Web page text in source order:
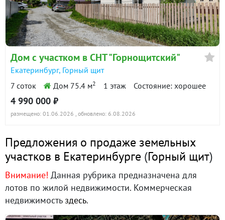
Дом с участком в СНТ "Горнощитский"
Екатеринбург, Горный щит
7 соток
Дом 75.4 м2 1 этаж Состояние: хорошее
4 990 000 ₽
размещено: 01.06.2026 , обновлено: 6.08.2026
Предложения о продаже земельных
участков в Екатеринбурге (Горный щит)
Внимание! Данная рубрика предназначена для
лотов по жилой недвижимости. Коммерческая
недвижимостьздесь.